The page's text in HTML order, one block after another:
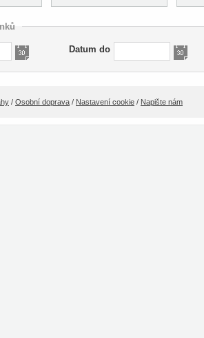
Datum do
/ Osobní doprava / Nastavení cookie / Napište nám